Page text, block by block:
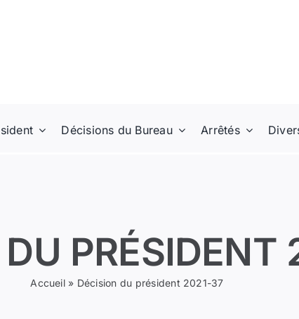
Décisions du Bureau Arrêtés
Accueil» Décision du président 2021-37